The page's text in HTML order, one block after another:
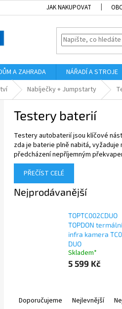
JAK NAKUPOVAT
A ZAHRADA NÁŘADÍ A STROJE
Nabíječky + Jumpstarty
Testery baterií
Testery autobaterií jsou klíčové
zda je baterie plně nabitá,
předcházení nepříjemným
PŘEČÍST CELÉ
Nejprodávanější
TOPTC002CDUO
TOPDON termální
infra kamera
DUO
Skladem*
5 599 Kč
Doporučujeme Nejlevnější